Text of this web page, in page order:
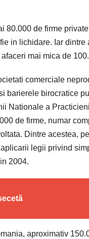
80.000 de firme
in lichidare. Iar
mai mica de
comerciale
barierele birocratice
Nationale a
de firme, numar
Dintre acestea,
legii privind
2004.
aproximativ